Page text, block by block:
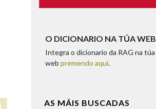
O DICIONARIO NA TÚA WEB
Integra o dicionario da RAG na túa
web premendo aquí.
AS MÁIS BUSCADAS